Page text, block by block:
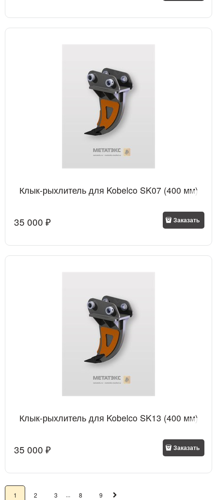
Клык-рыхлитель для Kobelco SK07 (400 мм)
35 000 ₽ Заказать
Клык-рыхлитель для Kobelco SK13 (400 мм)
35 000 ₽ Заказать
1 2 3 ... 8 9